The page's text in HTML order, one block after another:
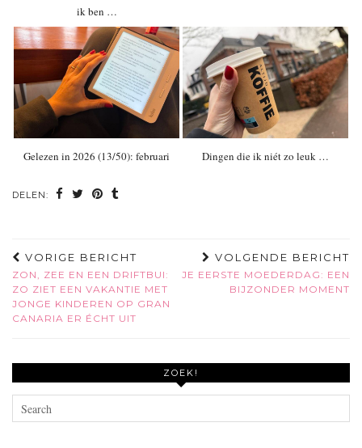
ik ben …
Gelezen in 2026 (13/50): februari Dingen die ik niét zo leuk …
DELEN:
VORIGE BERICHT
ZON, ZEE EN EEN DRIFTBUI:
ZO ZIET EEN VAKANTIE MET
JONGE KINDEREN OP GRAN
CANARIA ER ÉCHT UIT
VOLGENDE BERICHT
JE EERSTE MOEDERDAG: EEN
BIJZONDER MOMENT
ZOEK!